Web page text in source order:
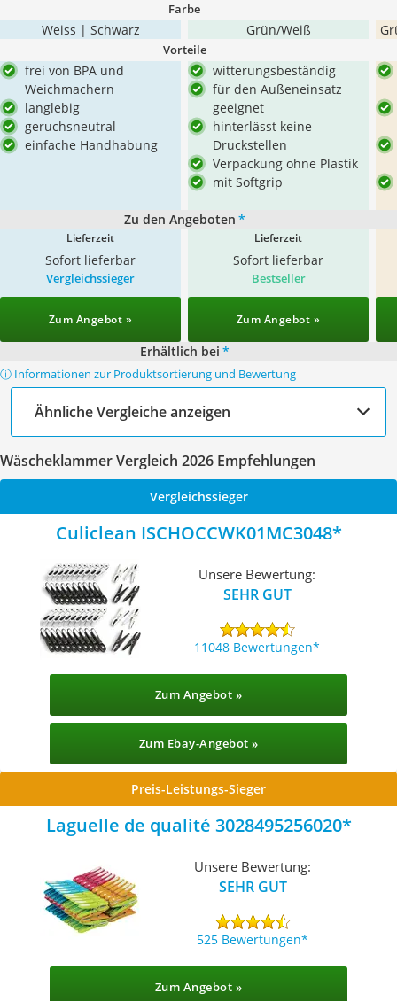
Farbe
Weiss | Schwarz Grün/Weiß
Vorteile
frei von BPA und
Weichmachern
langlebig
geruchsneutral
einfache Handhabung
witterungsbeständig
für den Außeneinsatz
geeignet
hinterlässt keine
Druckstellen
Verpackung ohne Plastik
mit Softgrip
Zu den Angeboten *
Lieferzeit
Sofort lieferbar
Lieferzeit
Sofort lieferbar
Vergleichssieger
Zum Angebot »
Bestseller
Zum Angebot »
Erhältlich bei *
ⓘ Informationen zur Produktsortierung und Bewertung
Ähnliche Vergleiche anzeigen
Wäscheklammer Vergleich 2026 Empfehlungen
Vergleichssieger
Culiclean ISCHOCCWK01MC3048
Unsere Bewertung:
SEHR GUT
11048 Bewertungen
Zum Angebot »
Zum Ebay-Angebot »
Preis-Leistungs-Sieger
Laguelle de qualité 3028495256020
Unsere Bewertung:
SEHR GUT
525 Bewertungen
Zum Angebot »